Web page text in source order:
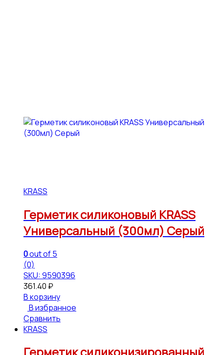
KRASS
Герметик силиконовый KRASS
Универсальный (300мл) Серый
0out of 5
(0)
SKU: 9590396
361.40 ₽
В корзину
В избранное
Сравнить
KRASS